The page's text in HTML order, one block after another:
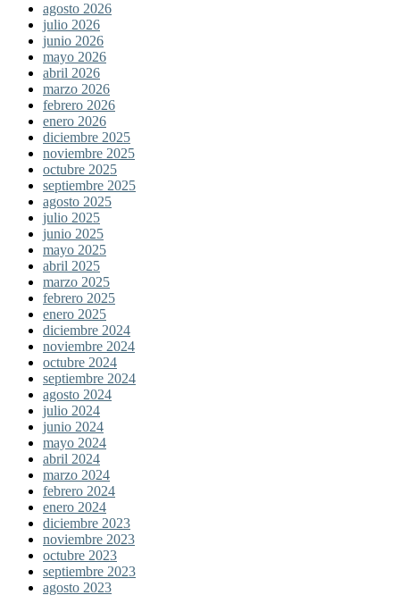
agosto 2026
julio 2026
junio 2026
mayo 2026
abril 2026
marzo 2026
febrero 2026
enero 2026
diciembre 2025
noviembre 2025
octubre 2025
septiembre 2025
agosto 2025
julio 2025
junio 2025
mayo 2025
abril 2025
marzo 2025
febrero 2025
enero 2025
diciembre 2024
noviembre 2024
octubre 2024
septiembre 2024
agosto 2024
julio 2024
junio 2024
mayo 2024
abril 2024
marzo 2024
febrero 2024
enero 2024
diciembre 2023
noviembre 2023
octubre 2023
septiembre 2023
agosto 2023